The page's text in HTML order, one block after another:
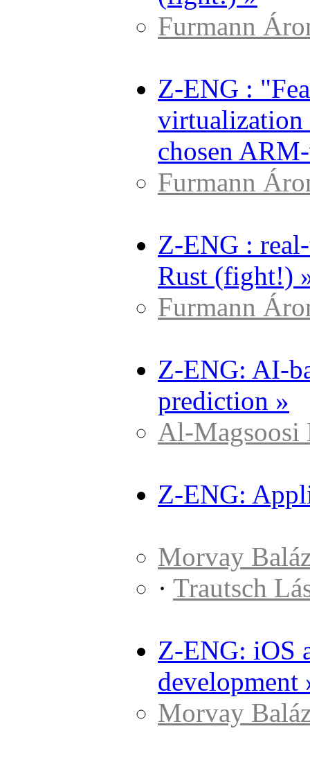
Furmann
Z-ENG :
virtualization
chosen
Furmann
Z-ENG :
Rust (fight!)
Furmann
Z-ENG: AI-
prediction »
Al-Magsoosi
Z-ENG:
Morvay
· Trautsch
Z-ENG: iOS
development
Morvay